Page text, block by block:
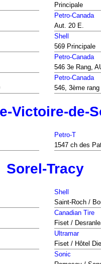
Principale
Petro-Canada
Aut. 20 E.
Shell
569 Principale
Petro-Canada
546 3e Rang,
Petro-Canada
546, 3ème rang
Victoire-de-
Petro-T
1547 ch des
Sorel-Tracy
Shell
Saint-Roch /
Canadian Tire
Fiset /
Ultramar
Fiset / Hôtel
Sonic